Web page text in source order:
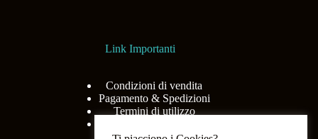
Link Importanti
Condizioni di vendita
Pagamento & Spedizioni
Termini di utilizzo